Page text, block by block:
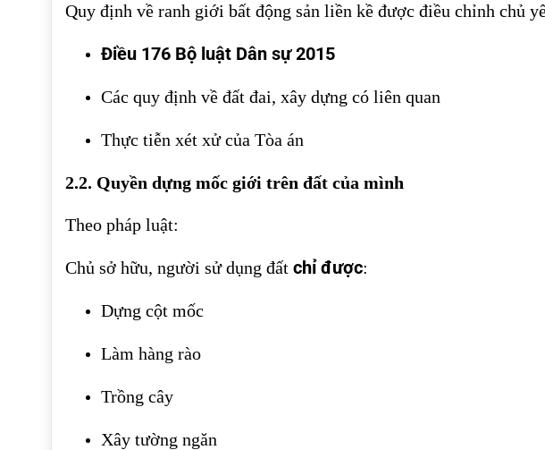
Quy định về ranh giới bất động sản liền kề được điều chỉnh chủ
Điều 176 Bộ luật Dân sự 2015
Các quy định về đất đai, xây dựng có liên quan
Thực tiễn xét xử của Tòa án
2.2. Quyền dựng mốc giới trên đất của mình
Theo pháp luật:
Chủ sở hữu, người sử dụng đất chỉ được:
Dựng cột mốc
Làm hàng rào
Trồng cây
Xây tường ngăn